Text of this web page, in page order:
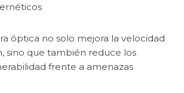
óptica no solo mejora la velocidad
sino que también reduce los
frente a amenazas